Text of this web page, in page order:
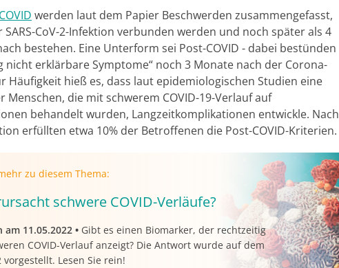
werden laut dem Papier Beschwerden zusammengefasst,
CoV-2-Infektion verbunden werden und noch später als 4
bestehen. Eine Unterform sei Post-COVID - dabei bestünden
nicht erklärbare Symptome“ noch 3 Monate nach der Corona-
Häufigkeit hieß es, dass laut epidemiologischen Studien eine
Menschen, die mit schwerem COVID-19-Verlauf auf
behandelt wurden, Langzeitkomplikationen entwickle. Nach
erfüllten etwa 10% der Betroffenen die Post-COVID-Kriterien.
zu diesem Thema:
schwere COVID-Verläufe?
am 11.05.2022 • Gibt es einen Biomarker, der rechtzeitig
COVID-Verlauf anzeigt? Die Antwort wurde auf dem
vorgestellt. Lesen Sie rein!